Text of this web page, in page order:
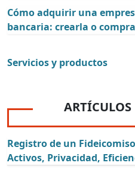
Cómo adquirir una
bancaria: crearla o
Servicios y productos
ARTÍCULOS
Registro de un
Activos, Privacidad,